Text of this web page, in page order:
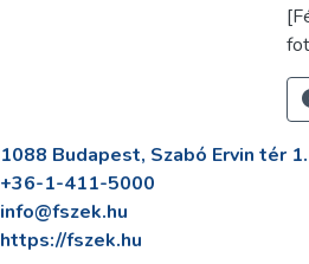
1088 Budapest, Szabó Ervin tér 1.
+36-1-411-5000
info@fszek.hu
https://fszek.hu